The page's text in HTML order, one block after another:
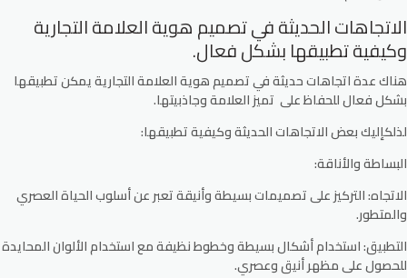
الاتجاهات الحديثة في تصميم هوية العلامة التجارية
وكيفية تطبيقها بشكل فعال.
هناك عدة اتجاهات حديثة في تصميم هوية العلامة التجارية يمكن تطبيقها
بشكل فعال للحفاظ على تميز العلامة وجاذبيتها.
لذلكإليك بعض الاتجاهات الحديثة وكيفية تطبيقها:
البساطة والأناقة:
الاتجاه:التركيز على تصميمات بسيطة وأنيقة تعبر عن أسلوب الحياة العصري
والمتطور.
التطبيق:استخدام أشكال بسيطة وخطوط نظيفة مع استخدام الألوان المحايدة
للحصول على مظهر أنيق وعصري.